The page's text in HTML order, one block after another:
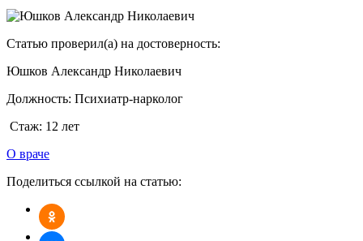
Статью проверил(а) на достоверность:
Юшков Александр Николаевич
Должность: Психиатр-нарколог
Стаж: 12 лет
О враче
Поделиться ссылкой на статью: